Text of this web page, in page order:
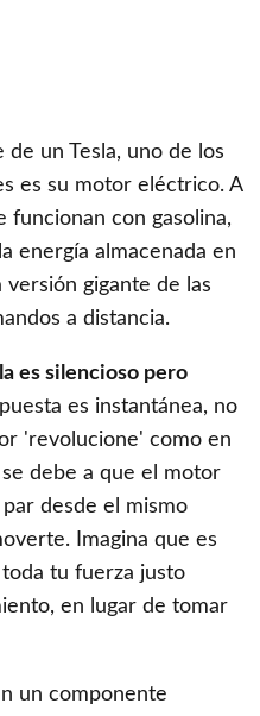
un Tesla, uno de los
es su motor eléctrico. A
funcionan con gasolina,
energía almacenada en
gigante de las
a distancia.
es silencioso pero
es instantánea, no
'revolucione' como en
debe a que el motor
desde el mismo
Imagina que es
tu fuerza justo
en lugar de tomar
un componente